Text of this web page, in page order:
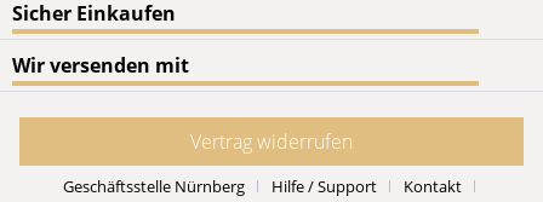
Sicher Einkaufen
Wir versenden mit
Vertrag widerrufen
Geschäftsstelle Nürnberg Hilfe / Support Kontakt